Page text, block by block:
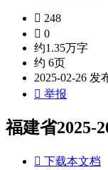
 248
 0
约1.35万字
约 6页
2025-02-26 发
 举报
福建省2025-
 下载本文档